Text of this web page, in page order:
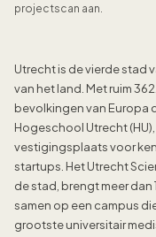
projectscan aan.
Utrecht is de vierde stad
van het land. Met ruim
bevolkingen van Europa
Hogeschool Utrecht
vestigingsplaats voor
startups. Het Utrecht
de stad, brengt meer
samen op een campus
grootste universitair